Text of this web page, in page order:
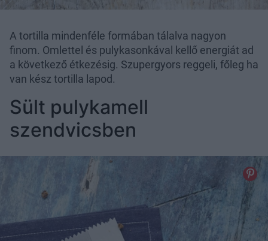
A tortilla mindenféle formában tálalva nagyon
finom. Omlettel és pulykasonkával kellő energiát ad
a következő étkezésig. Szupergyors reggeli, főleg ha
van kész tortilla lapod.
Sült pulykamell
szendvicsben